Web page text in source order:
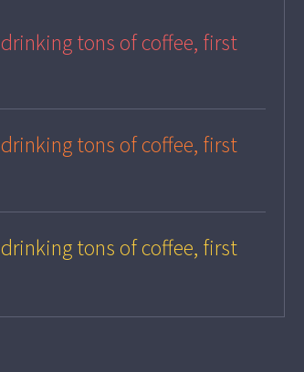
tons of coffee, first
tons of coffee, first
tons of coffee, first